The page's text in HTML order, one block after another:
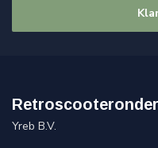
Yreb B.V.